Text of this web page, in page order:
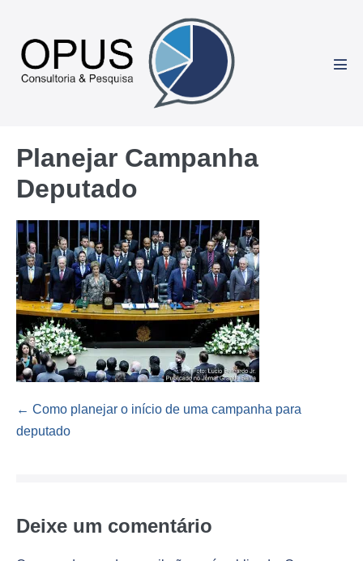
conteúdo
Planejar Campanha
Deputado
Navegação
de
← Como planejar o início de uma campanha para
deputado
Deixe um comentário